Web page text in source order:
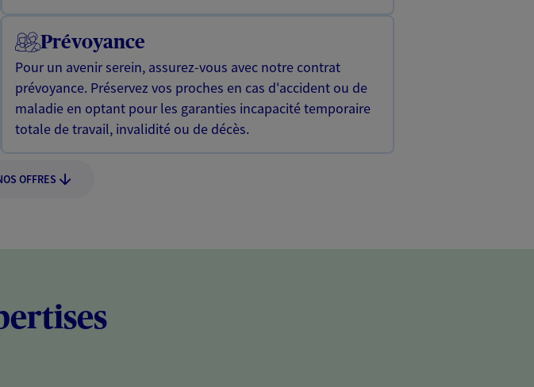
Prévoyance
Pour un avenir serein, assurez-vous avec notre contrat
prévoyance. Préservez vos proches en cas d'accident ou de
maladie en optant pour les garanties incapacité temporaire
totale de travail, invalidité ou de décès.
OFFRES